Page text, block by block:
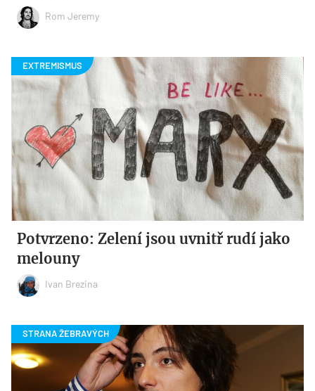
Rom Jeremy
Potvrzeno: Zelení jsou uvnitř rudí jako
melouny
Ivan Brezina